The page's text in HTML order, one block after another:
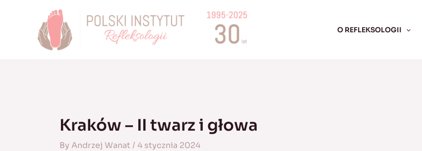
O REFLEKSOLOGII
Kraków – II twarz i głowa
By Andrzej Wanat / 4 stycznia 2024